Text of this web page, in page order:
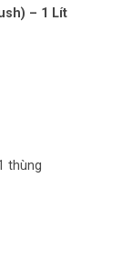
– 1 Lít
thùng